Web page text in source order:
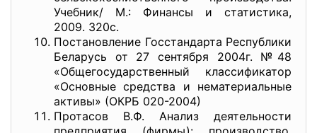
Учебник/ М.: Финансы и статистика,
2009. 320с.
Постановление Госстандарта Республики
Беларусь от 27 сентября 2004г. №48
«Общегосударственный классификатор
«Основные средства и нематериальные
активы» (ОКРБ 020-2004)
Протасов В.Ф. Анализ деятельности